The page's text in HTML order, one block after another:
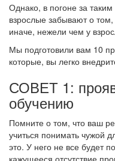
Однако, в погоне за
взрослые забывают о
иначе, нежели чем у
Мы подготовили вам 10
которые, вы легко
СОВЕТ 1:
обучению
Помните о том, что ваш
учиться понимать чужой
это. У него не все будет
кажущееся отсутствие